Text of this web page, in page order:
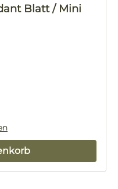
Blatt / Mini